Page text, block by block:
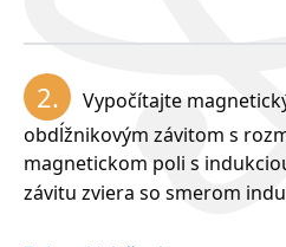
Nestacionárne magnetické
magnetické pole. Zdroj tohto
permanentný magnet alebo
nepohybujúci sa vodič s
a pohybujúci sa vodič s
2.
Vypočítajte
obdĺžnikovým závitom s
magnetickom poli s
závitu zviera so smerom